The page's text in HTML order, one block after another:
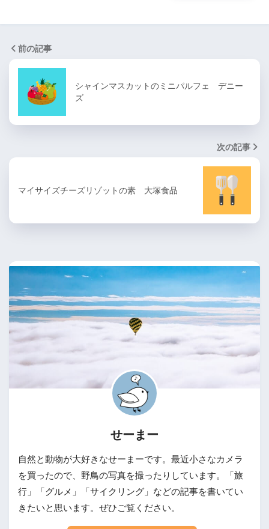
前の記事
シャインマスカットのミニパルフェ デニー
ズ
次の記事
マイサイズチーズリゾットの素 大塚食品
せーまー
自然と動物が大好きなせーまーです。最近小さなカメラ
を買ったので、野鳥の写真を撮ったりしています。「旅
行」「グルメ」「サイクリング」などの記事を書いてい
きたいと思います。ぜひご覧ください。